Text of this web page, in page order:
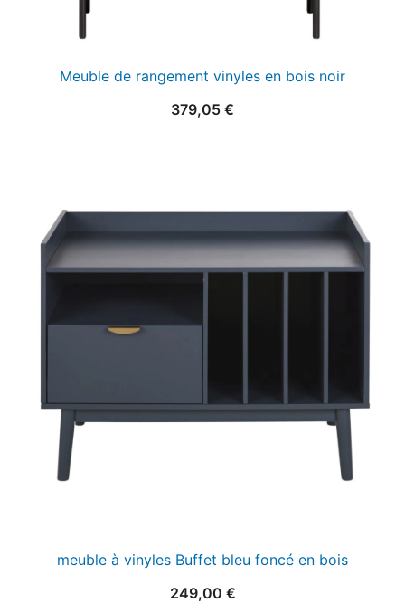
Meuble de rangement vinyles en bois noir
379,05 €
meuble à vinyles Buffet bleu foncé en bois
249,00 €